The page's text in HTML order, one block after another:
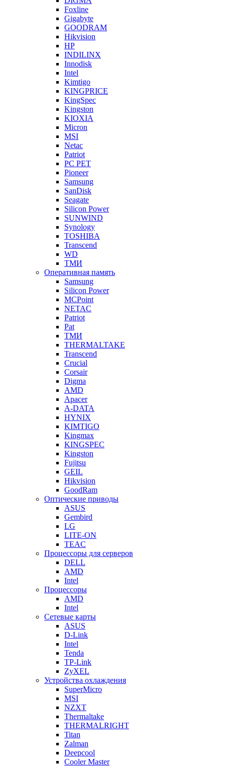
Foxline
Gigabyte
GOODRAM
Hikvision
HP
INDILINX
Innodisk
Intel
Kimtigo
KINGPRICE
KingSpec
Kingston
KIOXIA
Micron
MSI
Netac
Patriot
PC PET
Pioneer
Samsung
SanDisk
Seagate
Silicon Power
SUNWIND
Synology
TOSHIBA
Transcend
WD
ТМИ
Оперативная память
Samsung
Silicon Power
MCPoint
NETAC
Patriot
Pat
ТМИ
THERMALTAKE
Transcend
Crucial
Corsair
Digma
AMD
Apacer
A-DATA
HYNIX
KIMTIGO
Kingmax
KINGSPEC
Kingston
Fujitsu
GEIL
Hikvision
GoodRam
Оптические приводы
ASUS
Gembird
LG
LITE-ON
TEAC
Процессоры для серверов
DELL
AMD
Intel
Процессоры
AMD
Intel
Сетевые карты
ASUS
D-Link
Intel
Tenda
TP-Link
ZyXEL
Устройства охлаждения
SuperMicro
MSI
NZXT
Thermaltake
THERMALRIGHT
Titan
Zalman
Deepcool
Cooler Master